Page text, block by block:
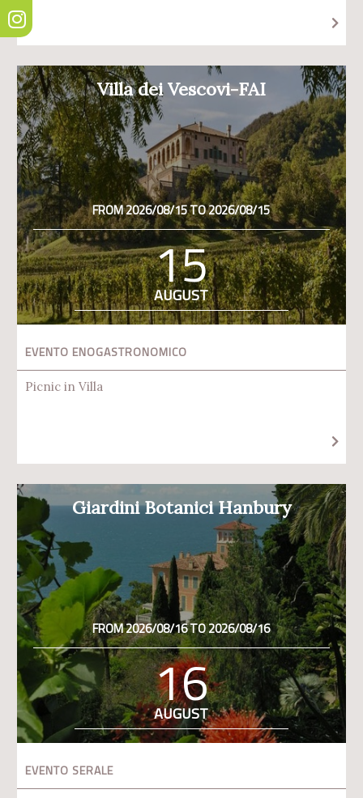
Villa dei Vescovi-FAI
FROM 2026/08/15 TO 2026/08/15
15
AUGUST
EVENTO ENOGASTRONOMICO
Picnic in Villa
Giardini Botanici Hanbury
FROM 2026/08/16 TO 2026/08/16
16
AUGUST
EVENTO SERALE